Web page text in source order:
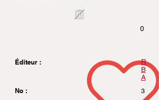
0
Éditeur :
R
B
A
No :
3